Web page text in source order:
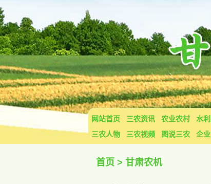
网站首页 三农资讯 农业农村 水
三农人物
三农视频 图说三农 企
首页 > 甘肃农机